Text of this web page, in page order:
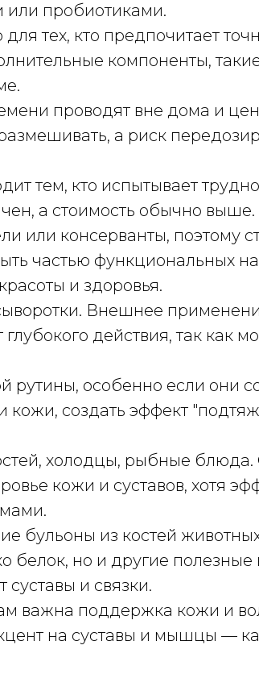
пробиотиками.
тех, кто предпочитает
компоненты,
проводят вне дома и
а риск
тем, кто испытывает
а стоимость обычно выше.
или консерванты, поэтому
частью функциональных
и здоровья.
Внешнее
действия, так как
рутины, особенно если они
кожи, создать эффект
холодцы, рыбные
кожи и суставов, хотя
бульоны из костей
но и другие полезные
и связки.
важна поддержка кожи и
на суставы и мышцы —